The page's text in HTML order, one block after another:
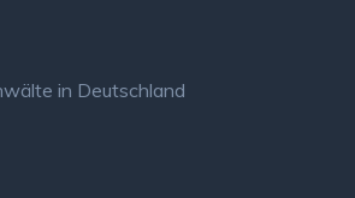
in Deutschland